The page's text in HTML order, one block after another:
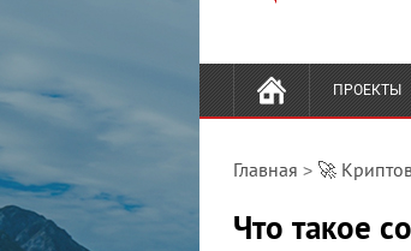
ПРОЕКТЫ
Главная > 🚀
Что такое